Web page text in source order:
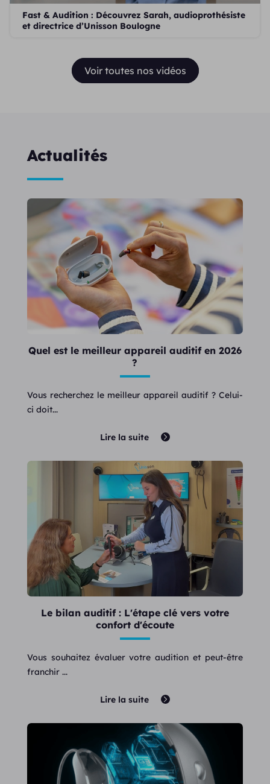
Fast & Audition : Découvrez Sarah, audioprothésiste
et directrice d’Unisson Boulogne
Voir toutes nos vidéos
Actualités
Quel est le meilleur appareil auditif en 2026
?
Vous recherchez le meilleur appareil auditif ? Celui-
ci doit...
Lire la suite
Le bilan auditif : L'étape clé vers votre
confort d'écoute
Vous souhaitez évaluer votre audition et peut-être
franchir ...
Lire la suite